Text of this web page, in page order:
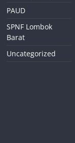
PAUD
SPNF Lombok
Barat
Uncategorized